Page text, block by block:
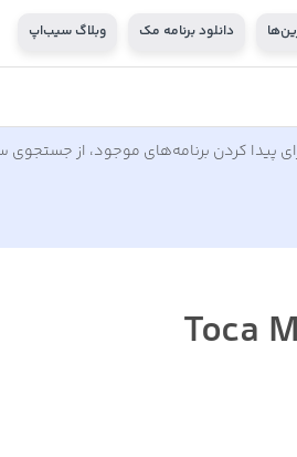
دانلود برنامه مک وبلاگ سیب‌اپ
پیدا کردن برنامه‌های موجود، از
Toca